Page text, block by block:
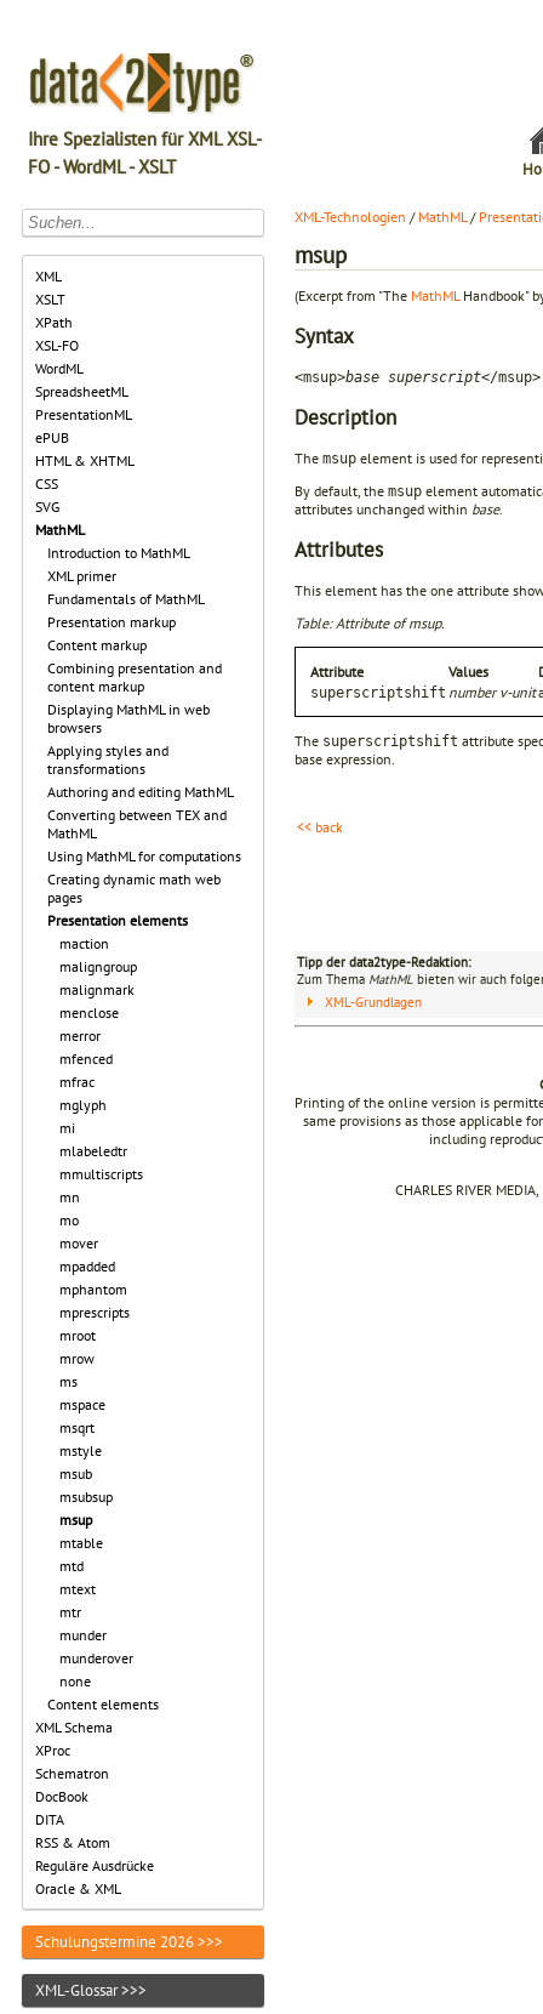
Ihre Spezialisten für XML XSL-
FO - WordML - XSLT
XML
XSLT
XPath
XSL-FO
WordML
SpreadsheetML
PresentationML
ePUB
HTML & XHTML
CSS
SVG
MathML
Introduction to MathML
XML primer
Fundamentals of MathML
Presentation markup
Content markup
Combining presentation and
content markup
Displaying MathML in web
browsers
Applying styles and
transformations
Authoring and editing MathML
Converting between TEX and
MathML
Using MathML for computations
Creating dynamic math web
pages
Presentation elements
maction
maligngroup
malignmark
menclose
merror
mfenced
mfrac
mglyph
mi
mlabeledtr
mmultiscripts
mn
mo
mover
mpadded
mphantom
mprescripts
mroot
mrow
ms
mspace
msqrt
mstyle
msub
msubsup
msup
mtable
mtd
mtext
mtr
munder
munderover
none
Content elements
XML Schema
XProc
Schematron
DocBook
DITA
RSS & Atom
Reguläre Ausdrücke
Oracle & XML
Schulungstermine 2026 >>>
XML-Glossar >>>
XML-Technologien / MathML/
msup
(Excerpt from "The MathML Handbook"
Syntax
<msup>base superscript</msup>
Description
The msup element is used for
By default, the msup element
attributes unchanged within base.
Attributes
This element has the one attribute
Table: Attribute of msup.
Attribute Values
superscriptshift number v-unit
The superscriptshift attribute
base expression.
<< back
Tipp der data2type-Redaktion:
Zum Thema MathML bieten wir auch
XML-Grundlagen
Printing of the online version is
same provisions as those applicable
including
CHARLES RIVER